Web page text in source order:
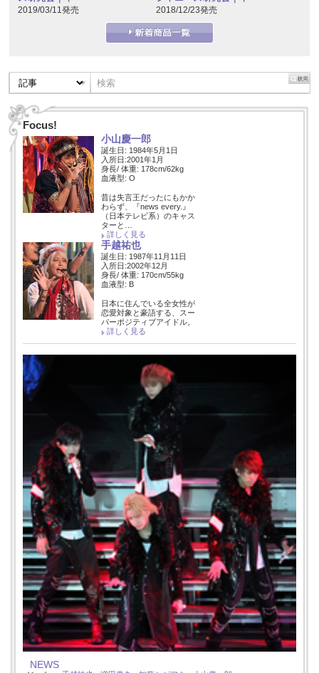
2019/03/11発売 2018/12/23発売
Focus!
小山慶一郎
誕生日: 1984年5月1日
入所日:2001年1月
身長/ 体重: 178cm/62kg
血液型: O
昔は失言王だったにもかか
わらず、『news every.』
（日本テレビ系）のキャス
ターと…
詳しく見る
手越祐也
誕生日: 1987年11月11日
入所日:2002年12月
身長/ 体重: 170cm/55kg
血液型: B
日本に住んでいる全女性が
恋愛対象と豪語する、スー
パーポジティブアイドル。
詳しく見る
NEWS